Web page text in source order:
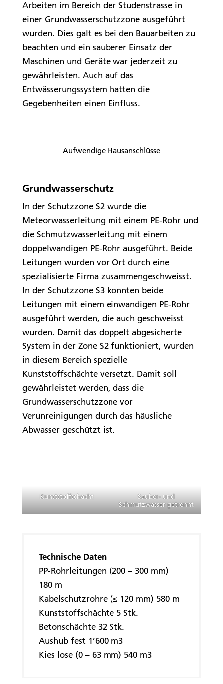
Arbeiten im Bereich der Studenstrasse in
einer Grundwasserschutzzone ausgeführt
wurden. Dies galt es bei den Bauarbeiten zu
beachten und ein sauberer Einsatz der
Maschinen und Geräte war jederzeit zu
gewährleisten. Auch auf das
Entwässerungssystem hatten die
Gegebenheiten einen Einfluss.
Aufwendige Hausanschlüsse
Grundwasserschutz
In der Schutzzone S2 wurde die
Meteorwasserleitung mit einem PE-Rohr und
die Schmutzwasserleitung mit einem
doppelwandigen PE-Rohr ausgeführt. Beide
Leitungen wurden vor Ort durch eine
spezialisierte Firma zusammengeschweisst.
In der Schutzzone S3 konnten beide
Leitungen mit einem einwandigen PE-Rohr
ausgeführt werden, die auch geschweisst
wurden. Damit das doppelt abgesicherte
System in der Zone S2 funktioniert, wurden
in diesem Bereich spezielle
Kunststoffschächte versetzt. Damit soll
gewährleistet werden, dass die
Grundwasserschutzzone vor
Verunreinigungen durch das häusliche
Abwasser geschützt ist.
Kunststoffschacht
Sauber- und
Schmutzwasser getrennt
Technische Daten
PP-Rohrleitungen (200 – 300 mm)
180 m
Kabelschutzrohre (≤ 120 mm) 580 m
Kunststoffschächte 5 Stk.
Betonschächte 32 Stk.
Aushub fest 1’600 m3
Kies lose (0 – 63 mm) 540 m3